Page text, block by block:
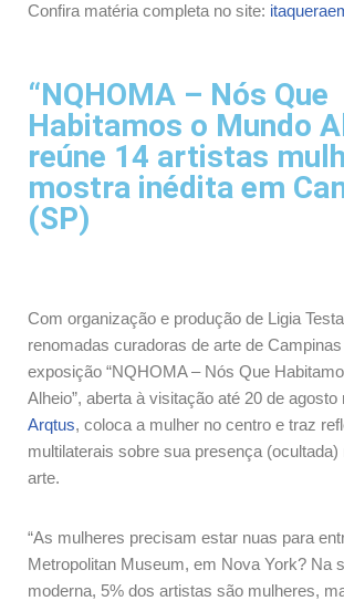
Confira matéria completa no site:
“NQHOMA – Nós Que
Habitamos o Mundo
reúne 14 artistas
mostra inédita em
(SP)
Com organização e produção de Ligia
renomadas curadoras de arte de
exposição “NQHOMA – Nós Que
Alheio”, aberta à visitação até 20 de agosto
Arqtus, coloca a mulher no centro e traz
multilaterais sobre sua presença (ocultada)
arte.
“As mulheres precisam estar nuas para
Metropolitan Museum, em Nova York? Na
moderna, 5% dos artistas são mulheres,